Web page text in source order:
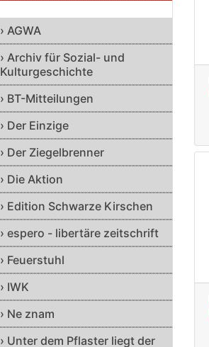
› AGWA
› Archiv für Sozial- und
Kulturgeschichte
› BT-Mitteilungen
› Der Einzige
› Der Ziegelbrenner
› Die Aktion
› Edition Schwarze Kirschen
› espero - libertäre zeitschrift
› Feuerstuhl
› IWK
› Ne znam
› Unter dem Pflaster liegt der